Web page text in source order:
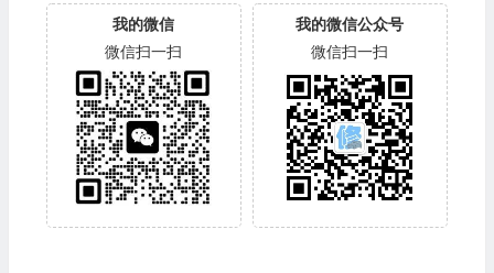
我的微信
微信扫一扫
我的微信公众号
微信扫一扫